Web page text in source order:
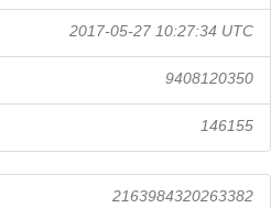
2017-05-27 10:27:34 UTC
9408120350
146155
2163984320263382